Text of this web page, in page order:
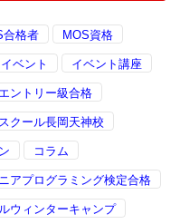
合格者 MOS資格
イベント イベント講座
エントリー級合格
クール長岡天神校
コラム
アプログラミング検定合格
ウィンターキャンプ